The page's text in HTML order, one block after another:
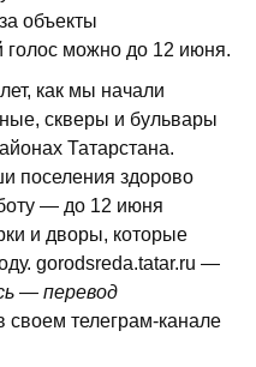
объекты
голос можно до 12 июня.
как мы начали
скверы и бульвары
Татарстана.
поселения здорово
— до 12 июня
и дворы, которые
gorodsreda.tatar.ru —
— перевод
своем телеграм-канале